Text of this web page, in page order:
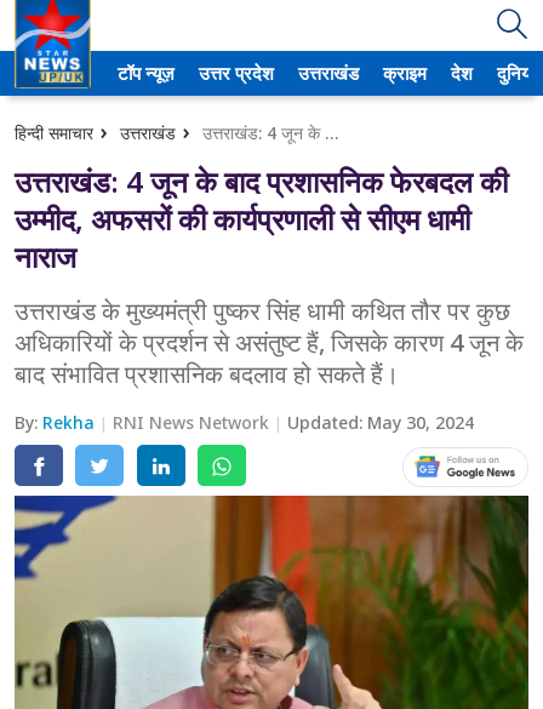
टॉप न्यूज़ उत्तर प्रदेश उत्तराखंड क्राइम देश दुनिया
हिन्दी समाचार उत्तराखंड उत्तराखंड: 4 जून के बाद प्रशासनिक फेरबदल की उम्मीद, अफसरों की कार्यप्रणाली से सीएम धामी नाराज
उत्तराखंड: 4 जून के बाद प्रशासनिक फेरबदल की
उम्मीद, अफसरों की कार्यप्रणाली से सीएम धामी
नाराज
उत्तराखंड के मुख्यमंत्री पुष्कर सिंह धामी कथित तौर पर कुछ
अधिकारियों के प्रदर्शन से असंतुष्ट हैं, जिसके कारण 4 जून के
बाद संभावित प्रशासनिक बदलाव हो सकते हैं।
By: Rekha RNI News Network Updated: May 30, 2024
उत्तर प्रदेश
आगरा
कानपुर
प्रयागराज
मेरठ
लखनऊ
उत्तराखंड
अल्मोड़ा
चमोली
देहरादून